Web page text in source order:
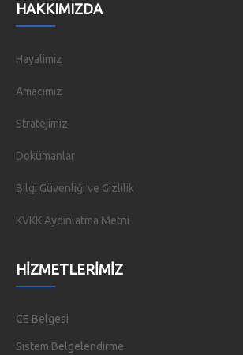
HAKKIMIZDA
Hayalimiz
Amacımız
Stratejimiz
Dokümanlar
Bilgi Güvenliği ve Gizlilik
KVKK Aydınlatma Metni
HIZMETLERIMIZ
CE Belgesi
Sistem Belgelendirme